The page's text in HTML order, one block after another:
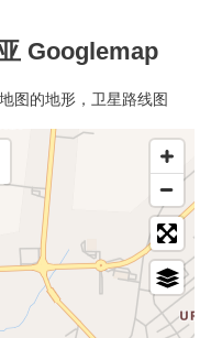
Googlemap
图的地形，卫星路线图